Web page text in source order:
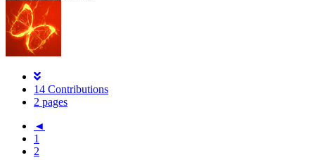
14 Contributions
2 pages
◄
1
2